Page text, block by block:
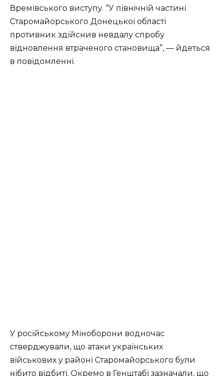
Времівського виступу. “У північній частині
Старомайорського Донецької області
противник здійснив невдалу спробу
відновлення втраченого становища”, — йдеться
в повідомленні.
У російському Міноборони водночас
стверджували, що атаки українських
військових у районі Старомайорського були
нібито відбиті. Окремо в Генштабі зазначали, що